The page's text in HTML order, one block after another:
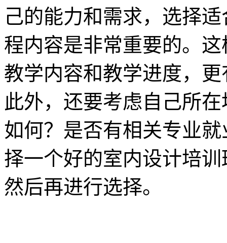
己的能力和需求，选择
程内容是非常重要的。
教学内容和教学进度，
此外，还要考虑自己所
如何？是否有相关专业
择一个好的室内设计培
然后再进行选择。